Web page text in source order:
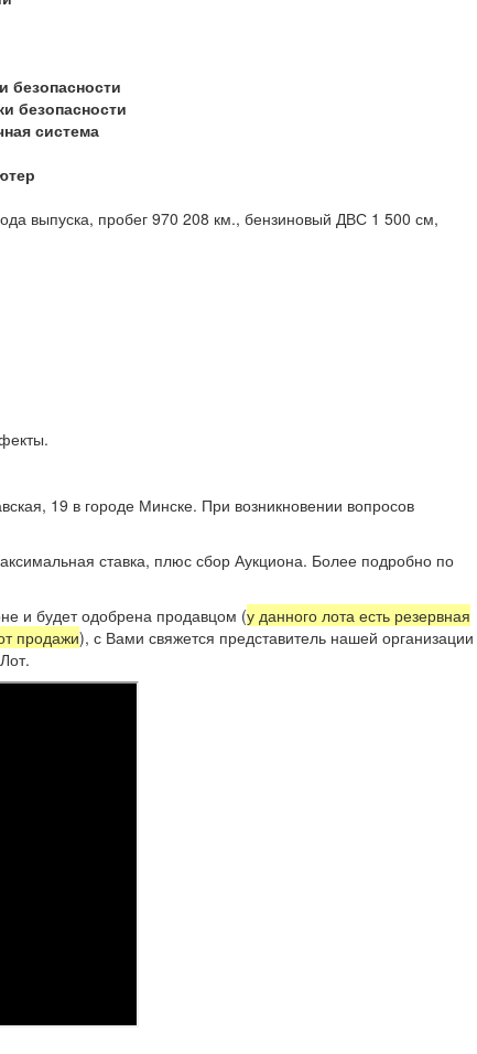
безопасности
безопасности
система
выпуска, пробег 970 208 км., бензиновый ДВС 1 500 см,
19 в городе Минске. При возникновении вопросов
99 11.
ставка, плюс сбор Аукциона. Более подробно по
и будет одобрена продавцом (у данного лота есть резервная
продажи), с Вами свяжется представитель нашей организации